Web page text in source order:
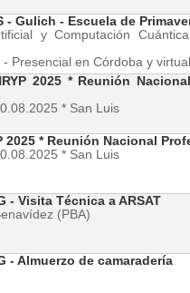
- Gulich - Escuela de
y Computación
Presencial en Córdoba y virtual
2025 * Reunión
* San Luis
2025 * Reunión Nacional
* San Luis
- Visita Técnica a ARSAT
(PBA)
- Almuerzo de camaradería